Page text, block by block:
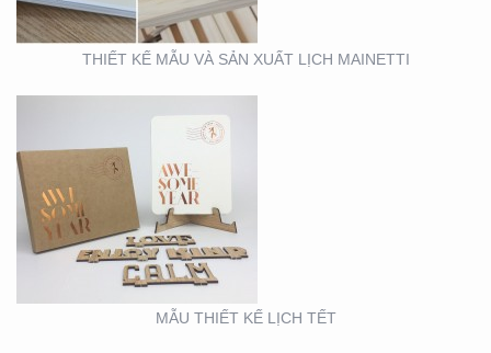
THIẾT KẾ MẪU VÀ SẢN XUẤT LỊCH MAINETTI
MẪU THIẾT KẾ LỊCH TẾT
MẪU THIẾT KẾ THIỆP
TẾT RICHS